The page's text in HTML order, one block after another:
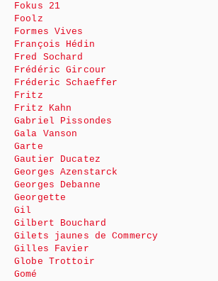
Fokus 21
Foolz
Formes Vives
François Hédin
Fred Sochard
Frédéric Gircour
Fréderic Schaeffer
Fritz
Fritz Kahn
Gabriel Pissondes
Gala Vanson
Garte
Gautier Ducatez
Georges Azenstarck
Georges Debanne
Georgette
Gil
Gilbert Bouchard
Gilets jaunes de Commercy
Gilles Favier
Globe Trottoir
Gomé